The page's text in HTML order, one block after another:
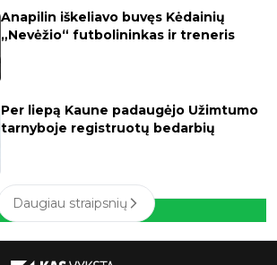
Anapilin iškeliavo buvęs Kėdainių
„Nevėžio“ futbolininkas ir treneris
Per liepą Kaune padaugėjo Užimtumo
tarnyboje registruotų bedarbių
Daugiau straipsnių